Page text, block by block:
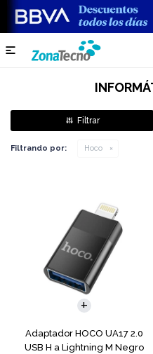

Filtrando por: Hoco
Adaptador HOCO UA17 2.0
USB H a Lightning M Negro